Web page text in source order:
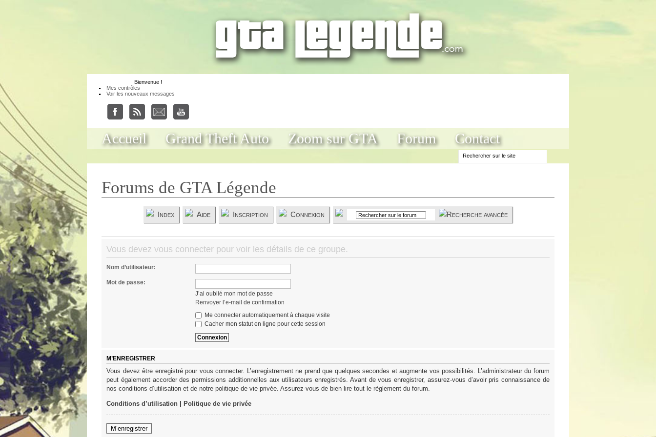
Bienvenue !
Mes contrôles
Voir les nouveaux messages
Accueil Grand Theft Auto Zoom sur GTA Forum Contact
Forums de GTA Légende
Index Aide Inscription Connexion
Vous devez vous connecter pour voir les détails de ce groupe.
Nom d’utilisateur:
Mot de passe:
J’ai oublié mon mot de passe
Renvoyer l’e-mail de confirmation
Me connecter automatiquement à chaque visite
Cacher mon statut en ligne pour cette session
M’ENREGISTRER
Vous devez être enregistré pour vous connecter. L’enregistrement ne prend que quelques secondes et augmente vos possibilités. L’administrateur du forum
peut également accorder des permissions additionnelles aux utilisateurs enregistrés. Avant de vous enregistrer, assurez-vous d’avoir pris connaissance de
nos conditions d’utilisation et de notre politique de vie privée. Assurez-vous de bien lire tout le règlement du forum.
Conditions d’utilisation Politique de vie privée
M’enregistrer